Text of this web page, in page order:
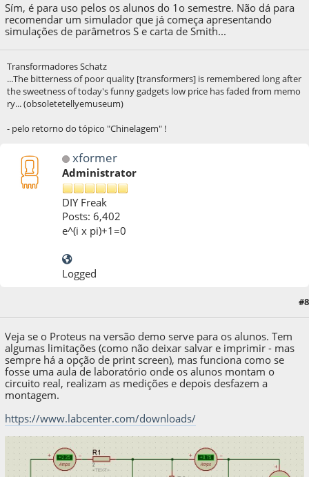
Sím, é para uso pelos os alunos do 1o semestre. Não dá para
recomendar um simulador que já começa apresentando
simulações de parâmetros S e carta de Smith...
Transformadores Schatz
...The bitterness of poor quality [transformers] is remembered long after
the sweetness of today's funny gadgets low price has faded from memo
ry... (obsoletetellyemuseum)
- pelo retorno do tópico "Chinelagem" !
xformer
Administrator
DIY Freak
Posts: 6,402
e^(i x pi)+1=0
Logged
#8
Veja se o Proteus na versão demo serve para os alunos. Tem
algumas limitações (como não deixar salvar e imprimir - mas
sempre há a opção de print screen), mas funciona como se
fosse uma aula de laboratório onde os alunos montam o
circuito real, realizam as medições e depois desfazem a
montagem.
https://www.labcenter.com/downloads/